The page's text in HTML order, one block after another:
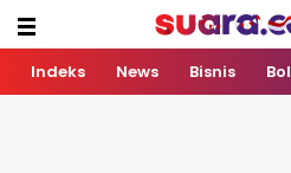
Indeks News Bisnis